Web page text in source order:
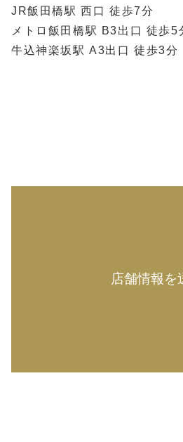
JR飯田橋駅 西口 徒歩7分
メトロ飯田橋駅 B3出口 徒歩5
牛込神楽坂駅 A3出口 徒歩3分
店舗情報を